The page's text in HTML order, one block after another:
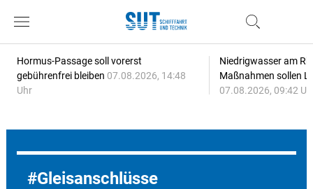
Hormus-Passage soll vorerst
gebührenfrei bleiben 07.08.2026, 14:48
Uhr
Niedrigwasser am
Maßnahmen sollen
07.08.2026, 09:42
Gleisanschlüsse